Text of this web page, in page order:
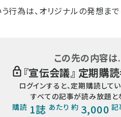
行為は、オリジナルの発想ま
この先の内容は
『宣伝会議』 定期購
ログインすると、定期購読して
すべての記事が読み放題と
購読 1誌 あたり 約 3,000 記